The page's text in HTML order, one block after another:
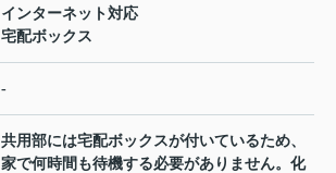
インターネット対応
宅配ボックス
-
共用部には宅配ボックスが付いているため、
家で何時間も待機する必要がありません。化